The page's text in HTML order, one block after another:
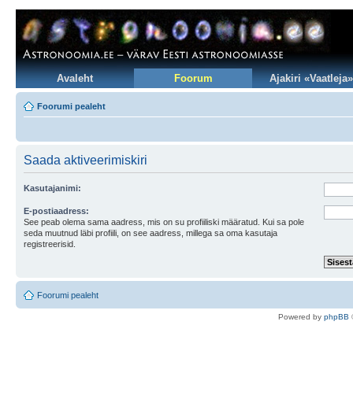
Avaleht Foorum Ajakiri «Vaatleja»
Foorumi pealeht
Saada aktiveerimiskiri
Kasutajanimi:
E-postiaadress:
See peab olema sama aadress, mis on su profiiliski määratud. Kui sa pole
seda muutnud läbi profiili, on see aadress, millega sa oma kasutaja
registreerisid.
Foorumi pealeht
Powered by phpBB